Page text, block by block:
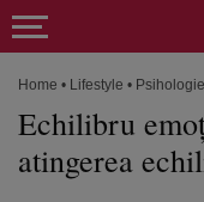
Home • Lifestyle •
Echilibru
atingerea